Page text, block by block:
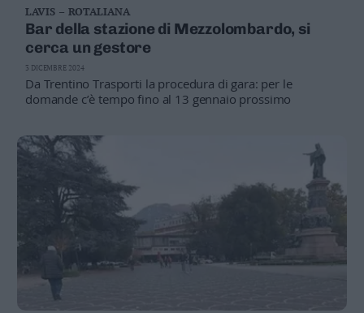
Business
Wire
Territori
Trento
Rovereto
Riva
Ledro
Rotaliana
LAVIS – ROTALIANA
Bar della stazione di Mezzolombardo, si
cerca un gestore
Da Trentino Trasporti la procedura di gara: per le
domande c’è tempo fino al 13 gennaio prossimo
3 DICEMBRE 2024